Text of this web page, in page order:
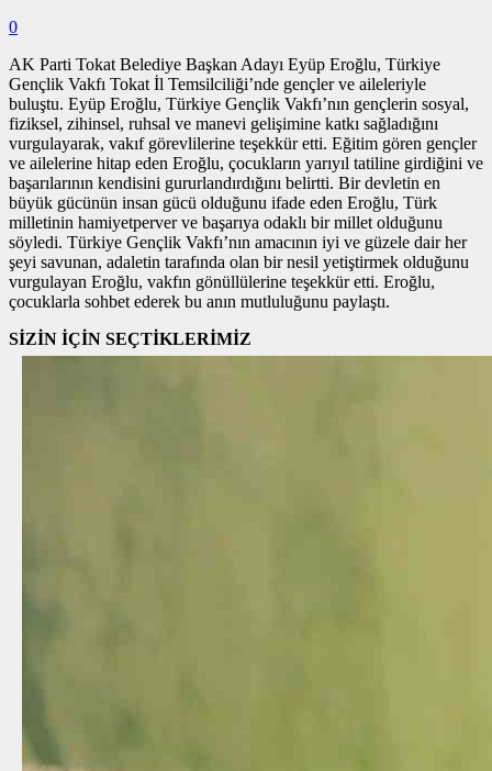
0
AK Parti Tokat Belediye Başkan Adayı Eyüp Eroğlu, Türkiye
Gençlik Vakfı Tokat İl Temsilciliği’nde gençler ve aileleriyle
buluştu. Eyüp Eroğlu, Türkiye Gençlik Vakfı’nın gençlerin sosyal,
fiziksel, zihinsel, ruhsal ve manevi gelişimine katkı sağladığını
vurgulayarak, vakıf görevlilerine teşekkür etti. Eğitim gören gençler
ve ailelerine hitap eden Eroğlu, çocukların yarıyıl tatiline girdiğini ve
başarılarının kendisini gururlandırdığını belirtti. Bir devletin en
büyük gücünün insan gücü olduğunu ifade eden Eroğlu, Türk
milletinin hamiyetperver ve başarıya odaklı bir millet olduğunu
söyledi. Türkiye Gençlik Vakfı’nın amacının iyi ve güzele dair her
şeyi savunan, adaletin tarafında olan bir nesil yetiştirmek olduğunu
vurgulayan Eroğlu, vakfın gönüllülerine teşekkür etti. Eroğlu,
çocuklarla sohbet ederek bu anın mutluluğunu paylaştı.
SİZİN İÇİN SEÇTİKLERİMİZ